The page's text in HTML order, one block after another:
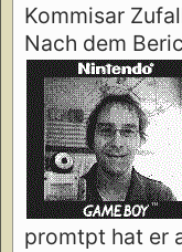
Kommisar
Nach dem
promtpt hat er